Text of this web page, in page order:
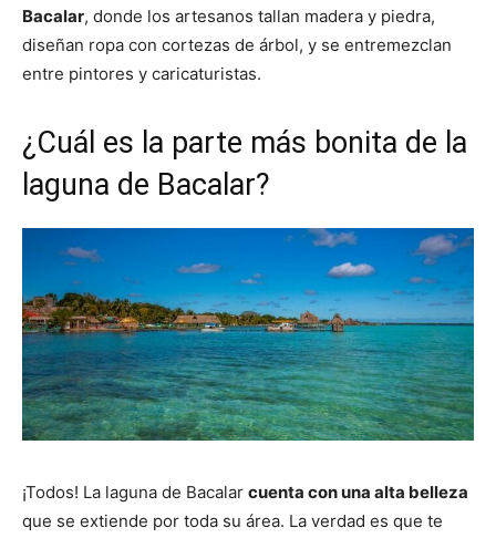
Bacalar, donde los artesanos tallan madera y piedra,
diseñan ropa con cortezas de árbol, y se entremezclan
entre pintores y caricaturistas.
¿Cuál es la parte más bonita de la
laguna de Bacalar?
¡Todos! La laguna de Bacalar cuenta con una alta belleza
que se extiende por toda su área. La verdad es que te